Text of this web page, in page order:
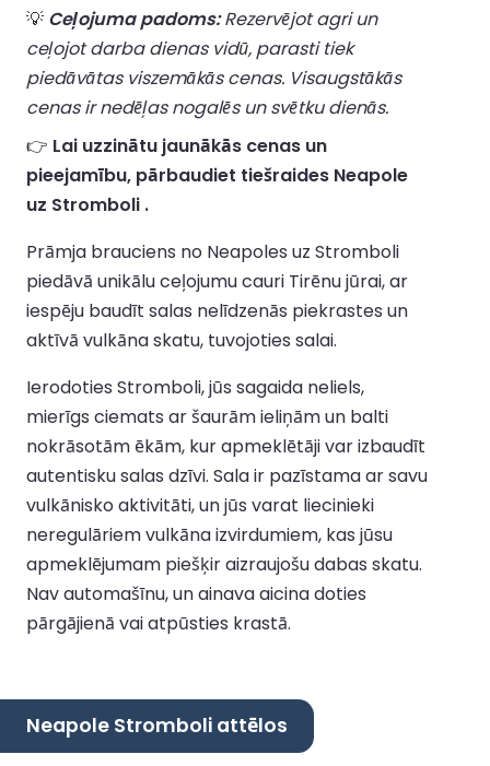
💡 Ceļojuma padoms:Rezervējot agri un
ceļojot darba dienas vidū, parasti tiek
piedāvātas viszemākās cenas. Visaugstākās
cenas ir nedēļas nogalēs un svētku dienās.
👉 Lai uzzinātu jaunākās cenas un
pieejamību, pārbaudiet tiešraides Neapole
uz Stromboli .
Prāmja brauciens no Neapoles uz Stromboli
piedāvā unikālu ceļojumu cauri Tirēnu jūrai, ar
iespēju baudīt salas nelīdzenās piekrastes un
aktīvā vulkāna skatu, tuvojoties salai.
Ierodoties Stromboli, jūs sagaida neliels,
mierīgs ciemats ar šaurām ieliņām un balti
nokrāsotām ēkām, kur apmeklētāji var izbaudīt
autentisku salas dzīvi. Sala ir pazīstama ar savu
vulkānisko aktivitāti, un jūs varat liecinieki
neregulāriem vulkāna izvirdumiem, kas jūsu
apmeklējumam piešķir aizraujošu dabas skatu.
Nav automašīnu, un ainava aicina doties
pārgājienā vai atpūsties krastā.
Neapole Stromboli attēlos